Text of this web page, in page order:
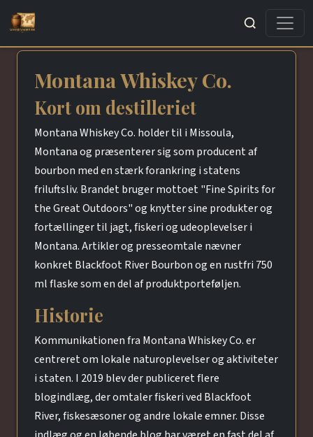
Søg
Montana Whiskey Co.
Kort om destilleriet
Montana Whiskey Co. holder til i Missoula,
Montana og præsenterer sig som producent af
bourbon med en stærk forankring i statens
friluftsliv. Brandet bruger mottoet "Fine Spirits for
the Great Outdoors" og knytter sine produkter og
fortællinger til jagt, fiskeri og udeoplevelser i
Montana. Artikler og presseomtale nævner
konkret Blackfoot River Bourbon og en rustfri 750
ml flaske som en del af produktporteføljen.
Historie
Kommunikationen fra Montana Whiskey Co. er
centreret om lokale naturoplevelser og aktiviteter
i staten. I 2019 blev der publiceret flere
blogindlæg, der omtaler fiskeri ved Blackfoot
River, fiskesæsoner og andre lokale emner. Disse